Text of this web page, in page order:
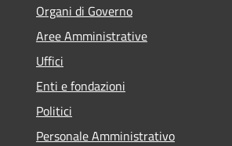
Organi di Governo
Aree Amministrative
Uffici
Enti e fondazioni
Politici
Personale Amministrativo